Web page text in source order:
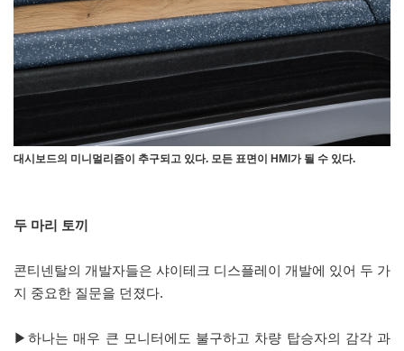
대시보드의 미니멀리즘이 추구되고 있다. 모든 표면이 HMI가 될 수 있다.
두 마리 토끼
콘티넨탈의 개발자들은 샤이테크 디스플레이 개발에 있어 두 가
지 중요한 질문을 던졌다.
▶하나는 매우 큰 모니터에도 불구하고 차량 탑승자의 감각 과